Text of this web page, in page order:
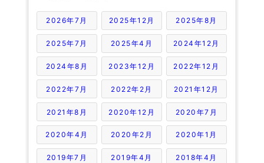
2026年7月 2025年12月 2025年8月
2025年7月 2025年4月 2024年12月
2024年8月 2023年12月 2022年12月
2022年7月 2022年2月 2021年12月
2021年8月 2020年12月 2020年7月
2020年4月 2020年2月 2020年1月
2019年7月 2019年4月 2018年4月